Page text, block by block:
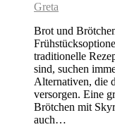
Greta
Brot und
traditionelle
sind, suchen
Alternativen, die
versorgen. Eine
Brötchen mit
auch…